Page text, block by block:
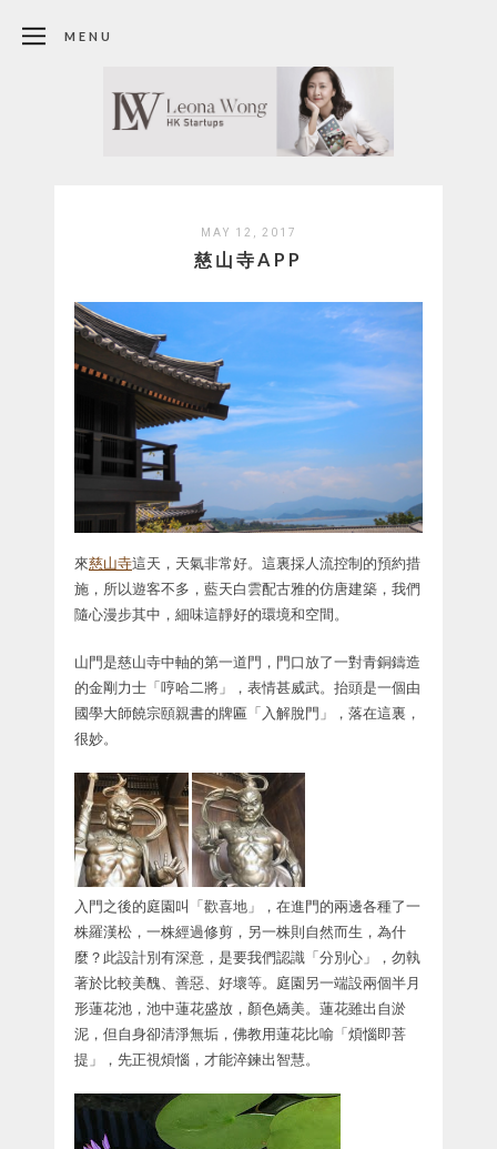
MENU
MAY 12, 2017
慈山寺APP
來慈山寺這天，天氣非常好。這裏採人流控制的預約措
施，所以遊客不多，藍天白雲配古雅的仿唐建築，我們
隨心漫步其中，細味這靜好的環境和空間。
山門是慈山寺中軸的第一道門，門口放了一對青銅鑄造
的金剛力士「哼哈二將」，表情甚威武。抬頭是一個由
國學大師饒宗頤親書的牌匾「入解脫門」，落在這裏，
很妙。
入門之後的庭園叫「歡喜地」，在進門的兩邊各種了一
株羅漢松，一株經過修剪，另一株則自然而生，為什
麼？此設計別有深意，是要我們認識「分別心」，勿執
著於比較美醜、善惡、好壞等。庭園另一端設兩個半月
形蓮花池，池中蓮花盛放，顏色嬌美。蓮花雖出自淤
泥，但自身卻清淨無垢，佛教用蓮花比喻「煩惱即菩
提」，先正視煩惱，才能淬鍊出智慧。